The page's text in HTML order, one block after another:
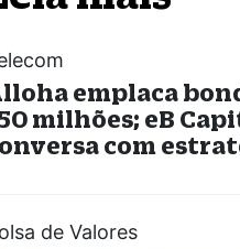
emplaca
milhões; eB
com
de Valores